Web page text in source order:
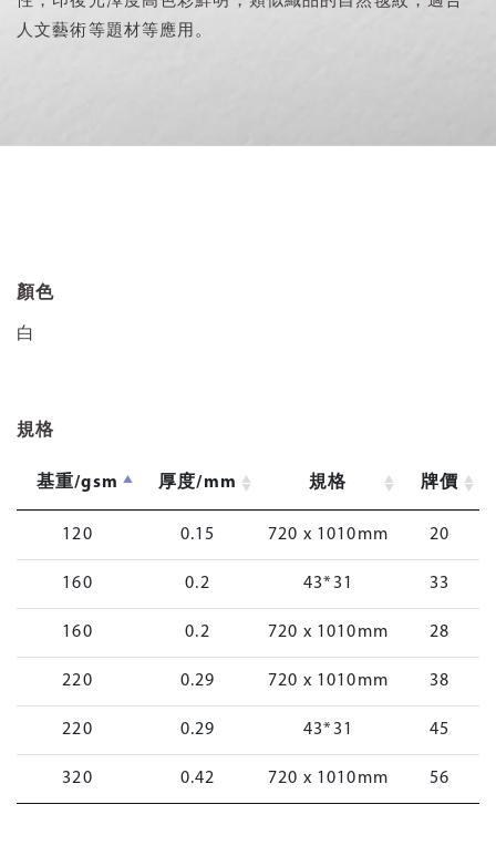
人文藝術等題材等應用。
顏色
白
規格
基重/gsm 厚度/mm 規格 牌價
120 0.15 720 x 1010mm 20
160 0.2 43*31 33
160 0.2 720 x 1010mm 28
220 0.29 720 x 1010mm 38
220 0.29 43*31 45
320 0.42 720 x 1010mm 56